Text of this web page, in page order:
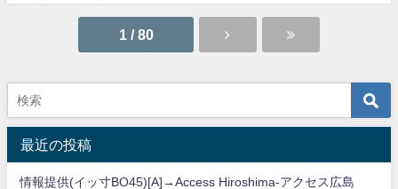
1 / 80
最近の投稿
情報提供(イッ寸BO45)[A]→Access Hiroshima-アクセス広島